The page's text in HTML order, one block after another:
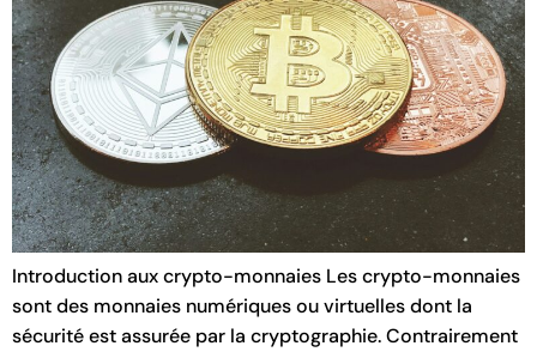
Introduction aux crypto-monnaies Les crypto-monnaies
sont des monnaies numériques ou virtuelles dont la
sécurité est assurée par la cryptographie. Contrairement